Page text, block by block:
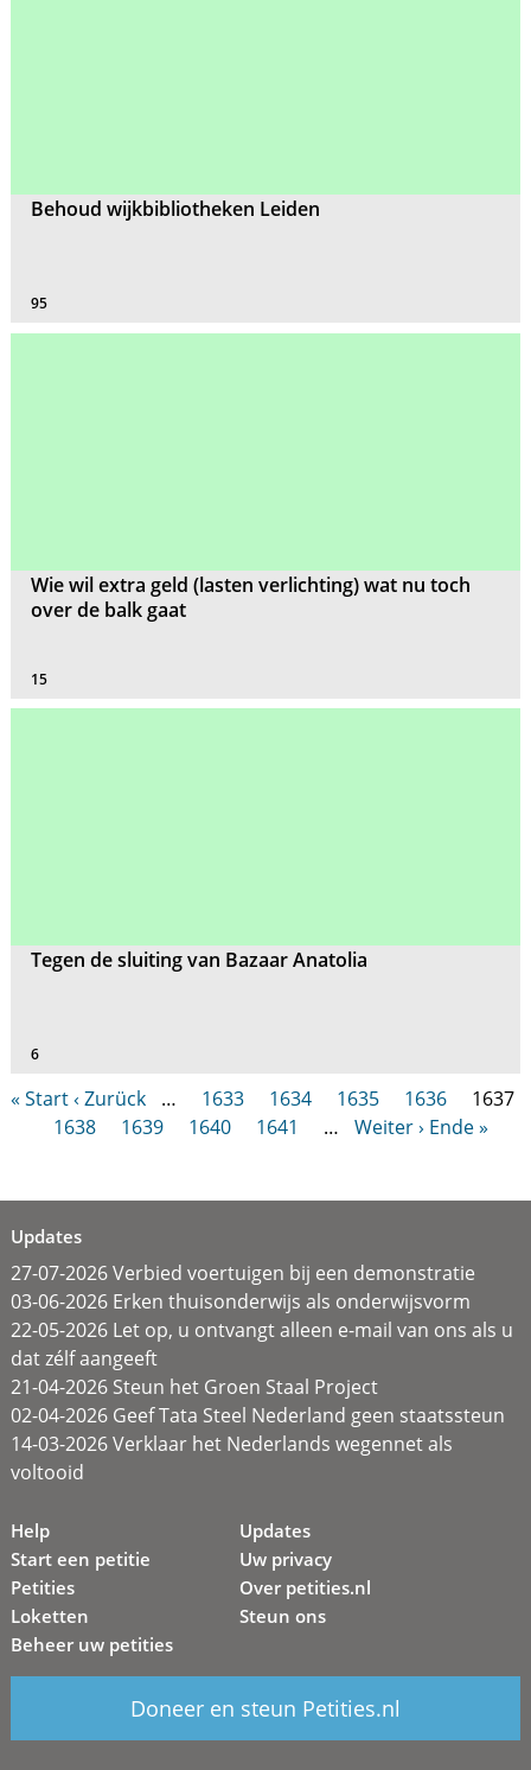
Behoud wijkbibliotheken Leiden
95
Wie wil extra geld (lasten verlichting) wat nu toch
over de balk gaat
15
Tegen de sluiting van Bazaar Anatolia
6
« Start‹ Zurück … 1633 1634 1635 1636
1637
1638
1639 1640 1641 … Weiter › Ende »
Updates
27-07-2026 Verbied voertuigen bij een demonstratie
03-06-2026 Erken thuisonderwijs als onderwijsvorm
22-05-2026 Let op, u ontvangt alleen e-mail van ons als u
dat zélf aangeeft
21-04-2026 Steun het Groen Staal Project
02-04-2026 Geef Tata Steel Nederland geen staatssteun
14-03-2026 Verklaar het Nederlands wegennet als
voltooid
Help
Start een petitie
Petities
Loketten
Beheer uw petities
Updates
Uw privacy
Over petities.nl
Steun ons
Doneer en steun Petities.nl